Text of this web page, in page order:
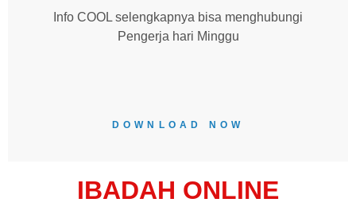
Info COOL selengkapnya bisa menghubungi
Pengerja hari Minggu
DOWNLOAD NOW
IBADAH ONLINE